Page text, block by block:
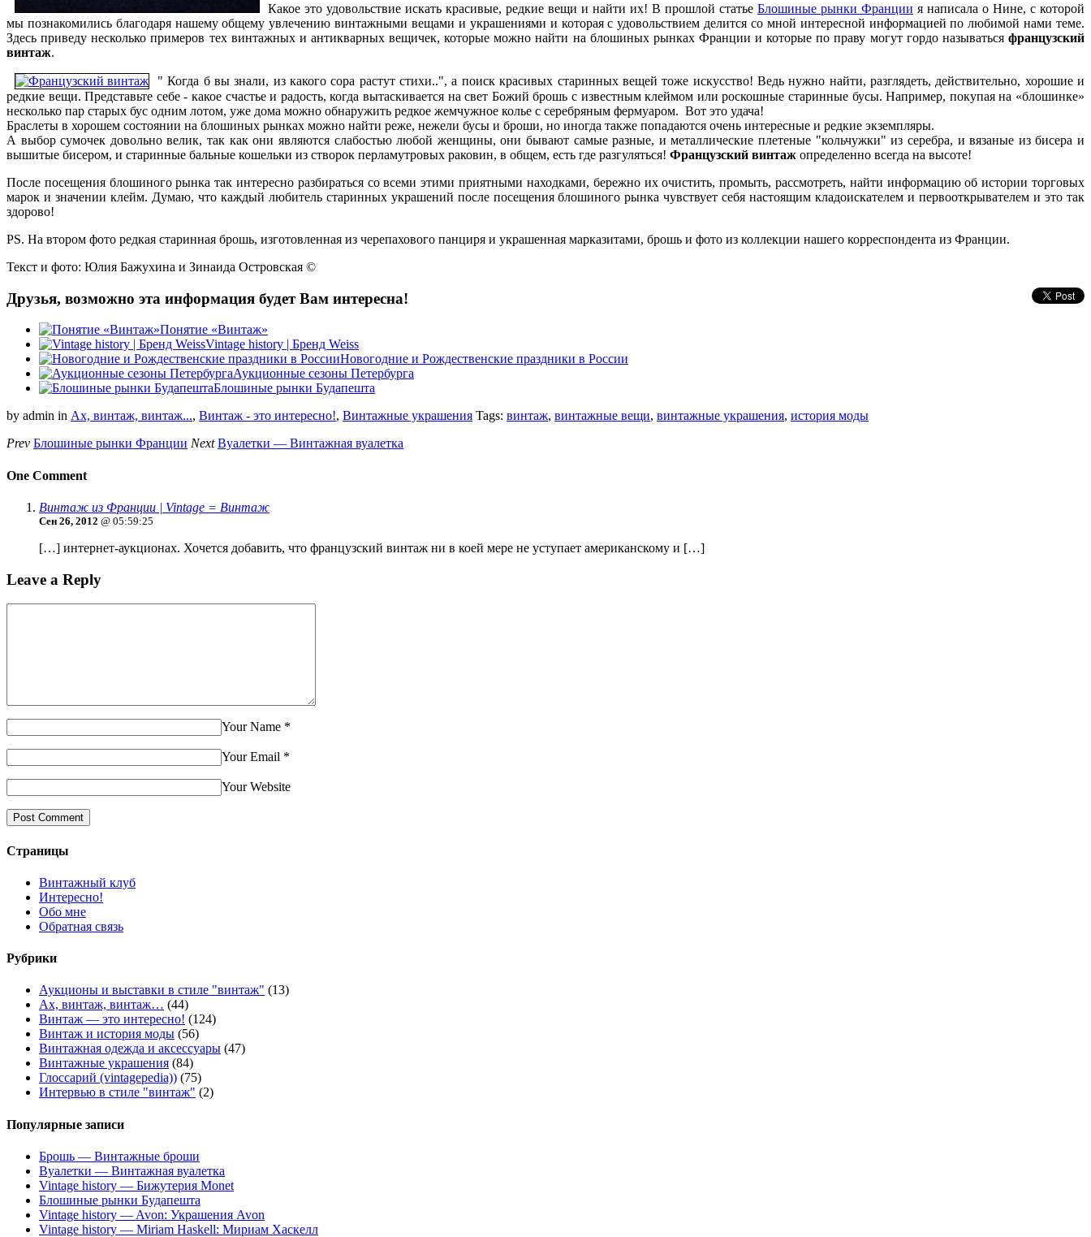
Какое это удовольствие искать красивые, редкие вещи и найти их! В прошлой статье Блошиные рынки Франции я написала о Нине, с которой
мы познакомились благодаря нашему общему увлечению винтажными вещами и украшениями и которая с удовольствием делится со мной интересной информацией по любимой нами теме.
Здесь приведу несколько примеров тех винтажных и антикварных вещичек, которые можно найти на блошиных рынках Франции и которые по праву могут гордо называться французский
винтаж.
" Когда б вы знали, из какого сора растут стихи..", а поиск красивых старинных вещей тоже искусство! Ведь нужно найти, разглядеть, действительно, хорошие и
редкие вещи. Представьте себе - какое счастье и радость, когда вытаскивается на свет Божий брошь с известным клеймом или роскошные старинные бусы. Например, покупая на «блошинке»
несколько пар старых бус одним лотом, уже дома можно обнаружить редкое жемчужное колье с серебряным фермуаром. Вот это удача!
Браслеты в хорошем состоянии на блошиных рынках можно найти реже, нежели бусы и броши, но иногда также попадаются очень интересные и редкие экземпляры.
А выбор сумочек довольно велик, так как они являются слабостью любой женщины, они бывают самые разные, и металлические плетеные "кольчужки" из серебра, и вязаные из бисера и
вышитые бисером, и старинные бальные кошельки из створок перламутровых раковин, в общем, есть где разгуляться! Французский винтаж определенно всегда на высоте!
После посещения блошиного рынка так интересно разбираться со всеми этими приятными находками, бережно их очистить, промыть, рассмотреть, найти информацию об истории торговых
марок и значении клейм. Думаю, что каждый любитель старинных украшений после посещения блошиного рынка чувствует себя настоящим кладоискателем и первооткрывателем и это так
здорово!
PS. На втором фото редкая старинная брошь, изготовленная из черепахового панциря и украшенная марказитами, брошь и фото из коллекции нашего корреспондента из Франции.
Текст и фото: Юлия Бажухина и Зинаида Островская ©
Друзья, возможно эта информация будет Вам интересна!
Понятие «Винтаж»
Vintage history | Бренд Weiss
Новогодние и Рождественские праздники в России
Аукционные сезоны Петербурга
Блошиные рынки Будапешта
by admin in Ах, винтаж, винтаж..., Винтаж - это интересно!, Винтажные украшения Tags: винтаж, винтажные вещи, винтажные украшения, история моды
Prev Блошиные рынки Франции Next Вуалетки — Винтажная вуалетка
One Comment
Винтаж из Франции | Vintage = Винтаж
Сен 26, 2012 @ 05:59:25
[…] интернет-аукционах. Хочется добавить, что французский винтаж ни в коей мере не уступает американскому и […]
Leave a Reply
Your Name *
Your Email *
Your Website
Страницы
Винтажный клуб
Интересно!
Обо мне
Обратная связь
Рубрики
Аукционы и выставки в стиле "винтаж" (13)
Ах, винтаж, винтаж… (44)
Винтаж — это интересно! (124)
Винтаж и история моды (56)
Винтажная одежда и аксессуары (47)
Винтажные украшения (84)
Глоссарий (vintagepedia)) (75)
Интервью в стиле "винтаж" (2)
Популярные записи
Брошь — Винтажные броши
Вуалетки — Винтажная вуалетка
Vintage history — Бижутерия Monet
Блошиные рынки Будапешта
Vintage history — Avon: Украшения Avon
Vintage history — Miriam Haskell: Мириам Хаскелл